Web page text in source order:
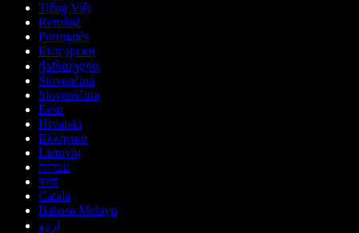
Tiếng Việt
Română
Português
Български
ქართული
Slovenčina
Slovenščina
Eesti
Hrvatski
Ελληνικά
Lietuvių
עברית
বাংলা
Català
Bahasa Melayu
اردو